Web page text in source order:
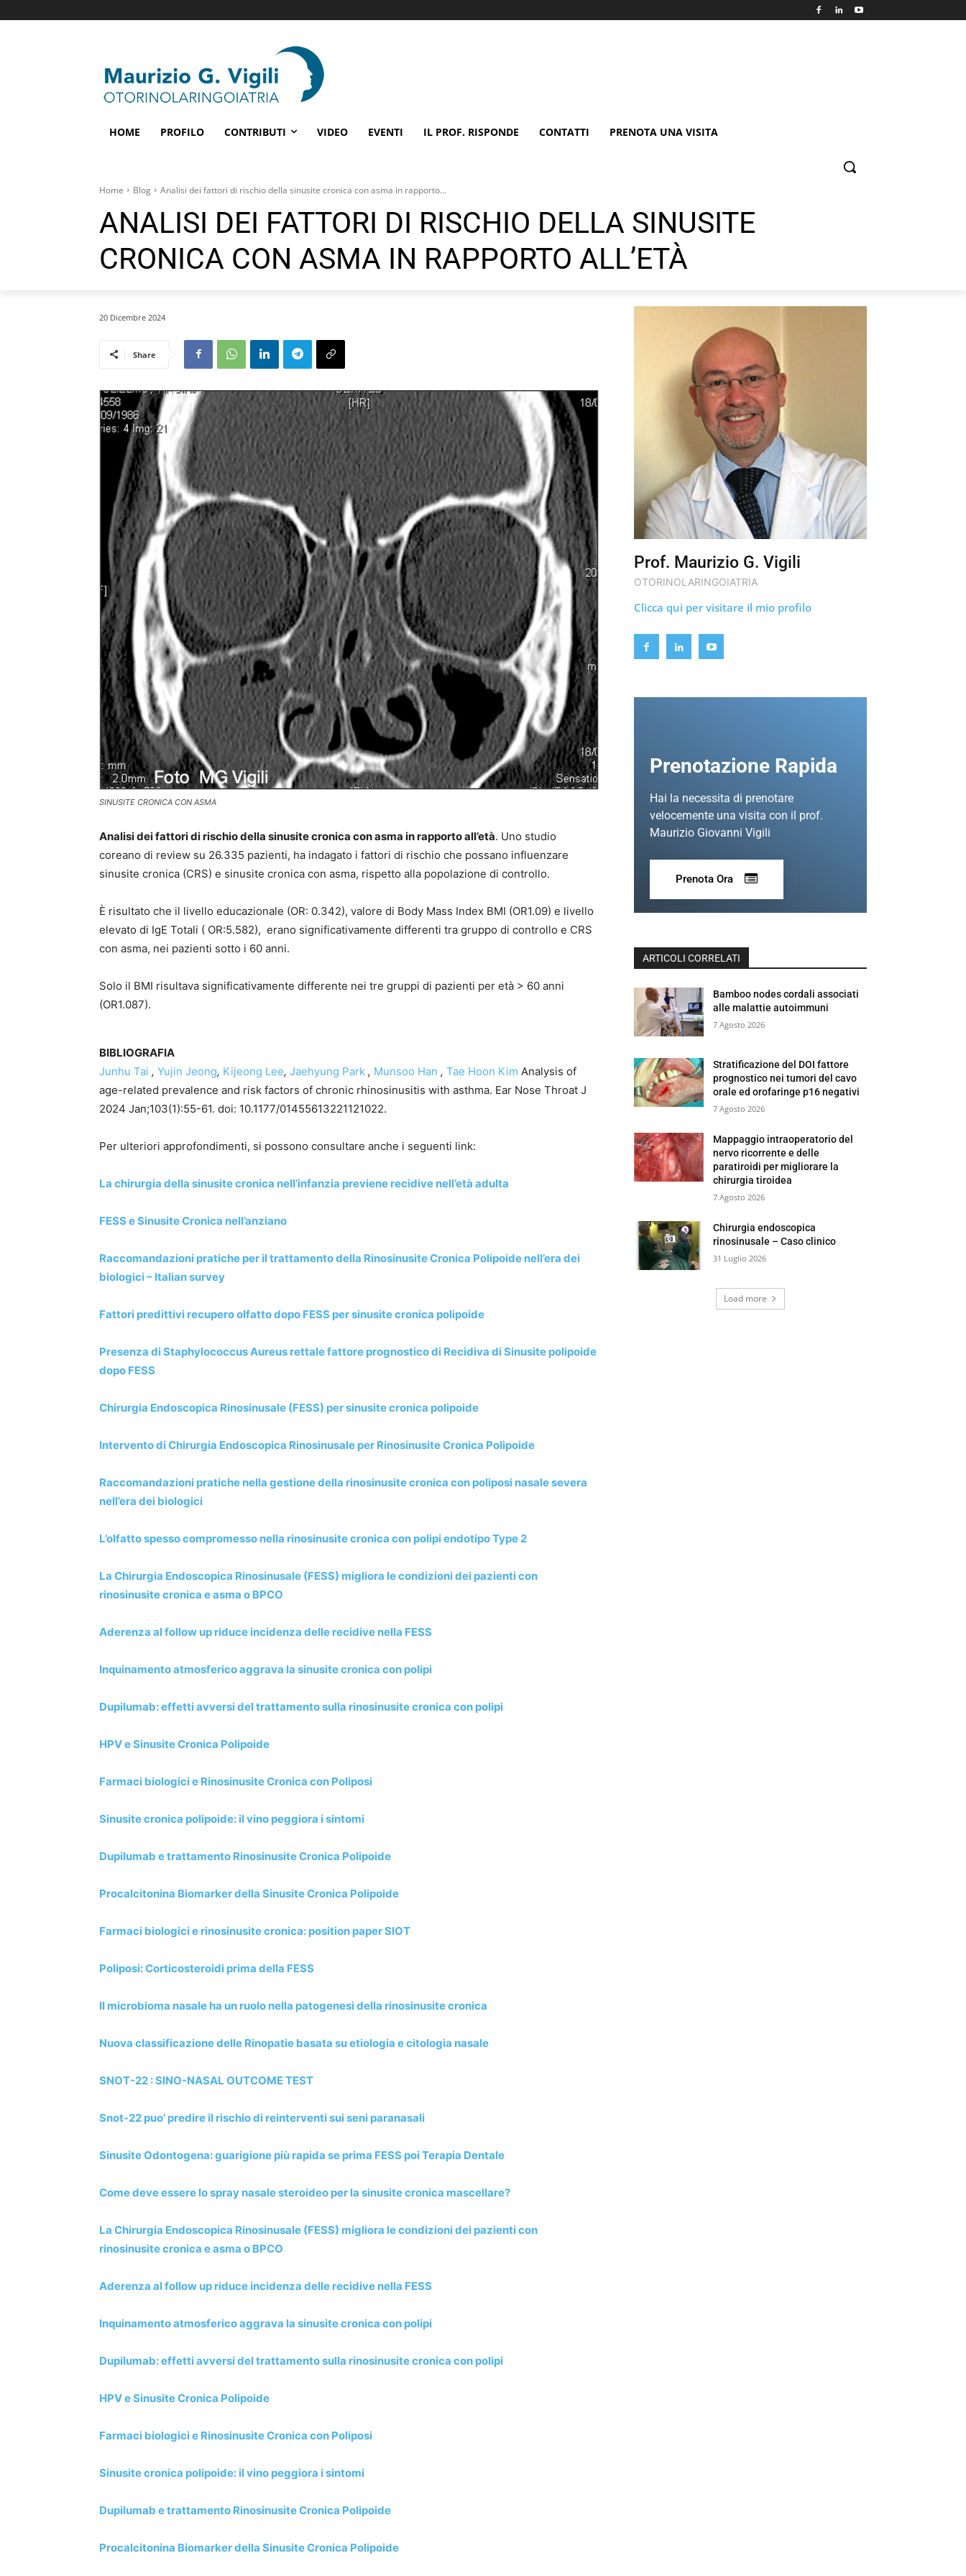
HOME PROFILO CONTRIBUTI VIDEO EVENTI IL PROF. RISPONDE CONTATTI PRENOTA UNA VISITA
Home Blog Analisi dei fattori di rischio della sinusite cronica con asma in rapporto...
ANALISI DEI FATTORI DI RISCHIO DELLA SINUSITE
CRONICA CON ASMA IN RAPPORTO ALL’ETÀ
20 Dicembre 2024
Share
SINUSITE CRONICA CON ASMA
Analisi dei fattori di rischio della sinusite cronica con asma in rapporto all’età. Uno studio
coreano di review su 26.335 pazienti, ha indagato i fattori di rischio che possano influenzare
sinusite cronica (CRS) e sinusite cronica con asma, rispetto alla popolazione di controllo.
È risultato che il livello educazionale (OR: 0.342), valore di Body Mass Index BMI (OR1.09) e livello
elevato di IgE Totali ( OR:5.582), erano significativamente differenti tra gruppo di controllo e CRS
con asma, nei pazienti sotto i 60 anni.
Solo il BMI risultava significativamente differente nei tre gruppi di pazienti per età > 60 anni
(OR1.087).
BIBLIOGRAFIA
Junhu Tai , Yujin Jeong, Kijeong Lee, Jaehyung Park , Munsoo Han , Tae Hoon Kim Analysis of
age-related prevalence and risk factors of chronic rhinosinusitis with asthma. Ear Nose Throat J
2024 Jan;103(1):55-61. doi: 10.1177/01455613221121022.
Per ulteriori approfondimenti, si possono consultare anche i seguenti link:
La chirurgia della sinusite cronica nell’infanzia previene recidive nell’età adulta
FESS e Sinusite Cronica nell’anziano
Raccomandazioni pratiche per il trattamento della Rinosinusite Cronica Polipoide nell’era dei
biologici – Italian survey
Fattori predittivi recupero olfatto dopo FESS per sinusite cronica polipoide
Presenza di Staphylococcus Aureus rettale fattore prognostico di Recidiva di Sinusite polipoide
dopo FESS
Chirurgia Endoscopica Rinosinusale (FESS) per sinusite cronica polipoide
Intervento di Chirurgia Endoscopica Rinosinusale per Rinosinusite Cronica Polipoide
Raccomandazioni pratiche nella gestione della rinosinusite cronica con poliposi nasale severa
nell’era dei biologici
L’olfatto spesso compromesso nella rinosinusite cronica con polipi endotipo Type 2
La Chirurgia Endoscopica Rinosinusale (FESS) migliora le condizioni dei pazienti con
rinosinusite cronica e asma o BPCO
Aderenza al follow up riduce incidenza delle recidive nella FESS
Inquinamento atmosferico aggrava la sinusite cronica con polipi
Dupilumab: effetti avversi del trattamento sulla rinosinusite cronica con polipi
HPV e Sinusite Cronica Polipoide
Farmaci biologici e Rinosinusite Cronica con Poliposi
Sinusite cronica polipoide: il vino peggiora i sintomi
Dupilumab e trattamento Rinosinusite Cronica Polipoide
Procalcitonina Biomarker della Sinusite Cronica Polipoide
Farmaci biologici e rinosinusite cronica: position paper SIOT
Poliposi: Corticosteroidi prima della FESS
Il microbioma nasale ha un ruolo nella patogenesi della rinosinusite cronica
Nuova classificazione delle Rinopatie basata su etiologia e citologia nasale
SNOT-22 : SINO-NASAL OUTCOME TEST
Snot-22 puo’ predire il rischio di reinterventi sui seni paranasali
Sinusite Odontogena: guarigione più rapida se prima FESS poi Terapia Dentale
Come deve essere lo spray nasale steroideo per la sinusite cronica mascellare?
La Chirurgia Endoscopica Rinosinusale (FESS) migliora le condizioni dei pazienti con
rinosinusite cronica e asma o BPCO
Aderenza al follow up riduce incidenza delle recidive nella FESS
Inquinamento atmosferico aggrava la sinusite cronica con polipi
Dupilumab: effetti avversi del trattamento sulla rinosinusite cronica con polipi
HPV e Sinusite Cronica Polipoide
Farmaci biologici e Rinosinusite Cronica con Poliposi
Sinusite cronica polipoide: il vino peggiora i sintomi
Dupilumab e trattamento Rinosinusite Cronica Polipoide
Procalcitonina Biomarker della Sinusite Cronica Polipoide
Prof. Maurizio G. Vigili
OTORINOLARINGOIATRIA
Clicca qui per visitare il mio profilo
Prenotazione Rapida
Hai la necessita di prenotare
velocemente una visita con il prof.
Maurizio Giovanni Vigili
Prenota Ora
ARTICOLI CORRELATI
Bamboo nodes cordali associati
alle malattie autoimmuni
7 Agosto 2026
Stratificazione del DOI fattore
prognostico nei tumori del cavo
orale ed orofaringe p16 negativi
7 Agosto 2026
Mappaggio intraoperatorio del
nervo ricorrente e delle
paratiroidi per migliorare la
chirurgia tiroidea
7 Agosto 2026
Chirurgia endoscopica
rinosinusale – Caso clinico
31 Luglio 2026
Load more